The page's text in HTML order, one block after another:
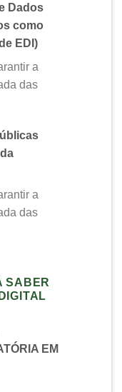
Dados
como
EDI)
a
das
a
das
SABER
EM